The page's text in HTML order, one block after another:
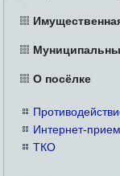
О посёлке
Интернет-
ТКО